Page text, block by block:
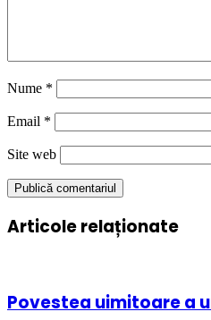
Nume *
Email *
Site web
Articole relaționate
Povestea uimitoare a